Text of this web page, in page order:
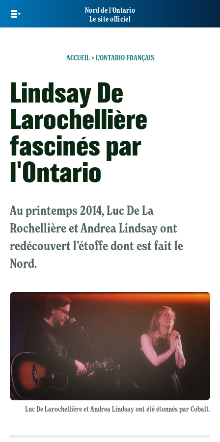
main
Nord de l'Ontario
Le site officiel
ACCUEIL> L'ONTARIO FRANÇAIS
Lindsay De
Larochellière
fascinés par
l'Ontario
Au printemps 2014, Luc De La
Rochellière et Andrea Lindsay ont
redécouvert l’étoffe dont est fait le
Nord.
Luc De Larochellière et Andrea Lindsay ont été étonnés par Cobalt.